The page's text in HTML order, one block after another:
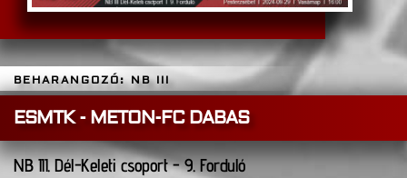
BEHARANGOZÓ: NB III
ESMTK - METON-FC DABAS
NB III. Dél-Keleti csoport - 9. Forduló